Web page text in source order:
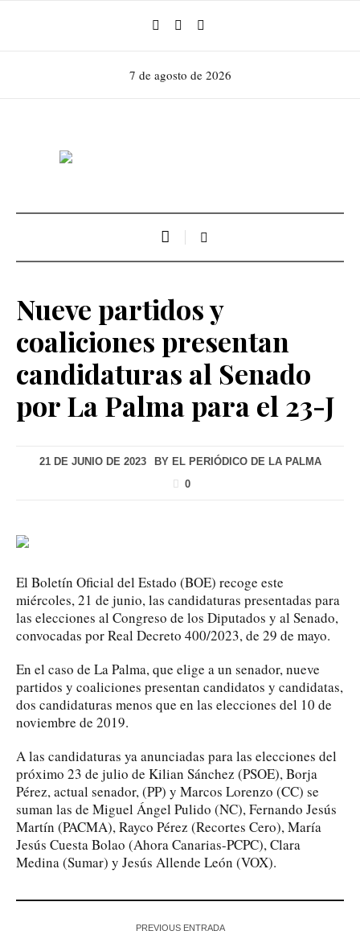
7 de agosto de 2026
Nueve partidos y
coaliciones presentan
candidaturas al Senado
por La Palma para el 23-J
21 DE JUNIO DE 2023 BY EL PERIÓDICO DE LA PALMA
0
El Boletín Oficial del Estado (BOE) recoge este
miércoles, 21 de junio, las candidaturas presentadas para
las elecciones al Congreso de los Diputados y al Senado,
convocadas por Real Decreto 400/2023, de 29 de mayo.
En el caso de La Palma, que elige a un senador, nueve
partidos y coaliciones presentan candidatos y candidatas,
dos candidaturas menos que en las elecciones del 10 de
noviembre de 2019.
A las candidaturas ya anunciadas para las elecciones del
próximo 23 de julio de Kilian Sánchez (PSOE), Borja
Pérez, actual senador, (PP) y Marcos Lorenzo (CC) se
suman las de Miguel Ángel Pulido (NC), Fernando Jesús
Martín (PACMA), Rayco Pérez (Recortes Cero), María
Jesús Cuesta Bolao (Ahora Canarias-PCPC), Clara
Medina (Sumar) y Jesús Allende León (VOX).
PREVIOUS ENTRADA